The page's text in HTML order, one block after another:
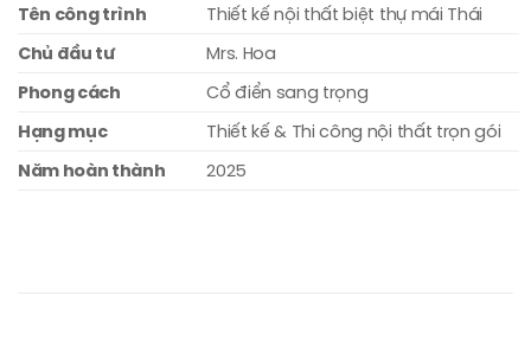
Tên công trình
Thiết kế nội thất biệt thự mái Thái
Chủ đầu tư
Mrs. Hoa
Phong cách
Cổ điển sang trọng
Hạng mục
Thiết kế & Thi công nội thất trọn gói
Năm hoàn thành
2025